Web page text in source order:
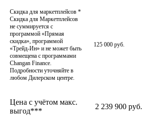
Скидка для маркетплейсов *
Скидка для Маркетплейсов
не суммируется с
программой «Прямая
скидка», программой
«Трейд-Ин» и не может быть
совмещена с программами
Changan Finance.
Подробности уточняйте в
любом Дилерском центре.
125 000 руб.
Цена с учётом макс.
выгод***
2 239 900 руб.